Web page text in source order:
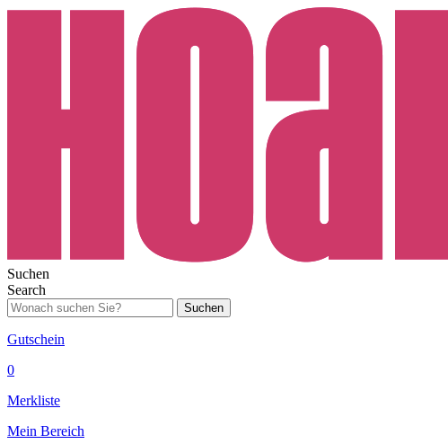
Suchen
Search
Suchen
Gutschein
0
Merkliste
Mein Bereich